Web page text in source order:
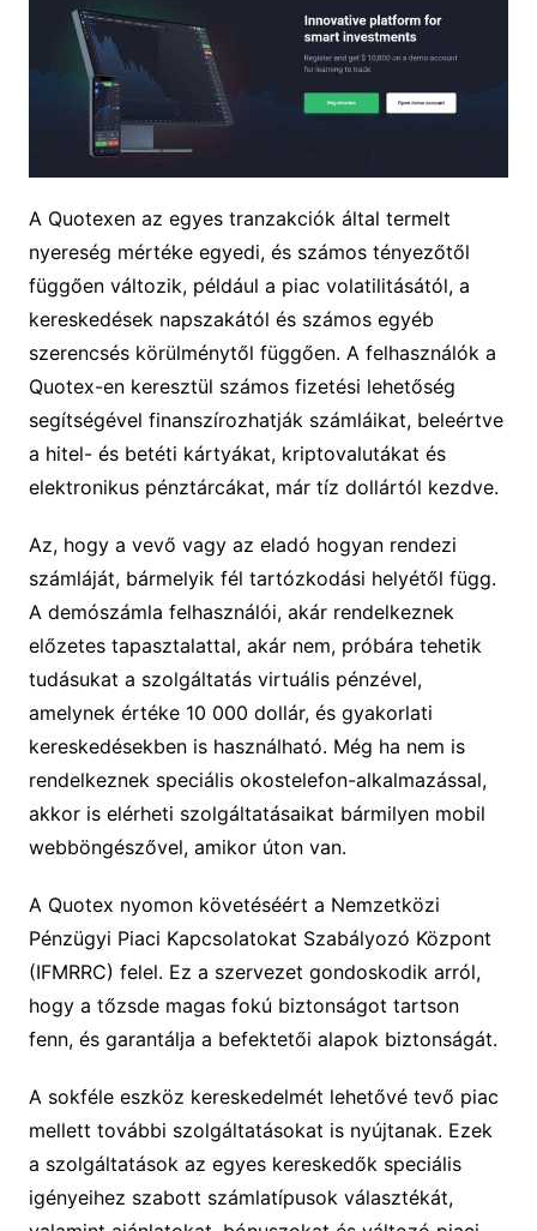
A Quotexen az egyes tranzakciók által termelt
nyereség mértéke egyedi, és számos tényezőtől
függően változik, például a piac volatilitásától, a
kereskedések napszakától és számos egyéb
szerencsés körülménytől függően. A felhasználók a
Quotex-en keresztül számos fizetési lehetőség
segítségével finanszírozhatják számláikat, beleértve
a hitel- és betéti kártyákat, kriptovalutákat és
elektronikus pénztárcákat, már tíz dollártól kezdve.
Az, hogy a vevő vagy az eladó hogyan rendezi
számláját, bármelyik fél tartózkodási helyétől függ.
A demószámla felhasználói, akár rendelkeznek
előzetes tapasztalattal, akár nem, próbára tehetik
tudásukat a szolgáltatás virtuális pénzével,
amelynek értéke 10 000 dollár, és gyakorlati
kereskedésekben is használható. Még ha nem is
rendelkeznek speciális okostelefon-alkalmazással,
akkor is elérheti szolgáltatásaikat bármilyen mobil
webböngészővel, amikor úton van.
A Quotex nyomon követéséért a Nemzetközi
Pénzügyi Piaci Kapcsolatokat Szabályozó Központ
(IFMRRC) felel. Ez a szervezet gondoskodik arról,
hogy a tőzsde magas fokú biztonságot tartson
fenn, és garantálja a befektetői alapok biztonságát.
A sokféle eszköz kereskedelmét lehetővé tevő piac
mellett további szolgáltatásokat is nyújtanak. Ezek
a szolgáltatások az egyes kereskedők speciális
igényeihez szabott számlatípusok választékát,